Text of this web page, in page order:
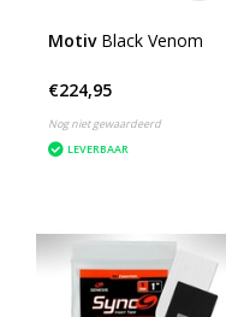
Motiv Black Venom
€224,95
Nog niet gewaardeerd
LEVERBAAR